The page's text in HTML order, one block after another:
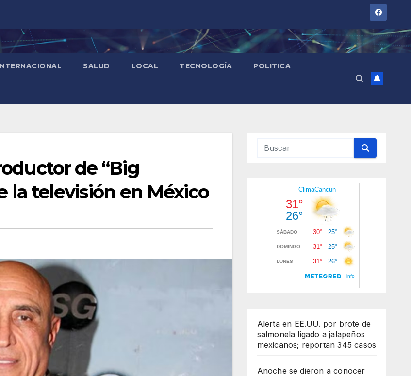
SALUD LOCAL TECNOLOGÍA POLITICA
de “Big
la televisión en México
Alerta en EE.UU. por brote de
salmonela ligado a jalapeños
mexicanos; reportan 345 casos
Anoche se dieron a conocer